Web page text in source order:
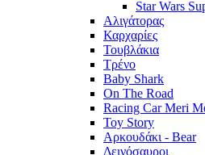
Star Wars
Αλιγάτορας
Καρχαρίες
Τουβλάκια
Τρένο
Baby Shark
On The Road
Racing Car Meri
Toy Story
Αρκουδάκι - Bear
Δεινόσαυροι